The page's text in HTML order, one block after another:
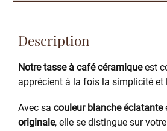
Description
Notre tasse à café céramiqueest
apprécient à la fois la simplicité et
Avec sa couleur blanche éclatante
originale, elle se distingue sur